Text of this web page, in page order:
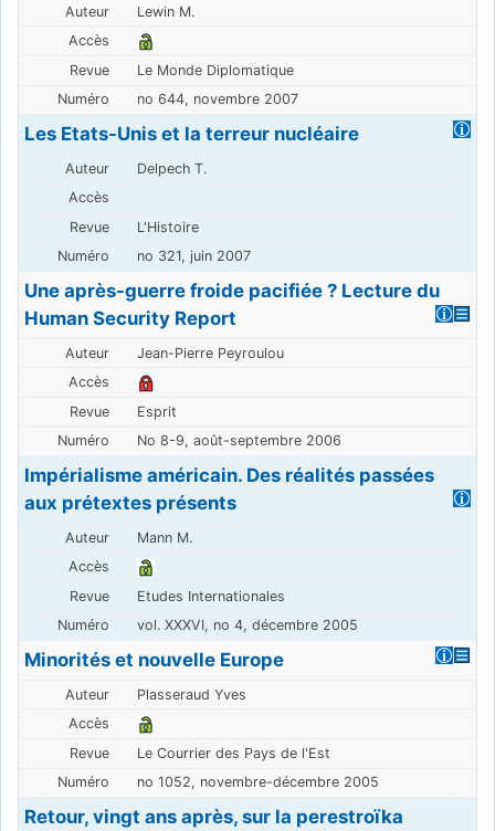
Lewin M.
Le Monde Diplomatique
no 644, novembre 2007
Les Etats-Unis et la terreur nucléaire
Delpech T.
L'Histoire
no 321, juin 2007
Une après-guerre froide pacifiée ? Lecture du
Human Security Report
Jean-Pierre Peyroulou
Esprit
No 8-9, août-septembre 2006
Impérialisme américain. Des réalités passées
aux prétextes présents
Mann M.
Etudes Internationales
vol. XXXVI, no 4, décembre 2005
Minorités et nouvelle Europe
Plasseraud Yves
Le Courrier des Pays de l'Est
no 1052, novembre-décembre 2005
Retour, vingt ans après, sur la perestroïka